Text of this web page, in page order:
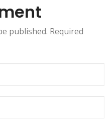
published. Required